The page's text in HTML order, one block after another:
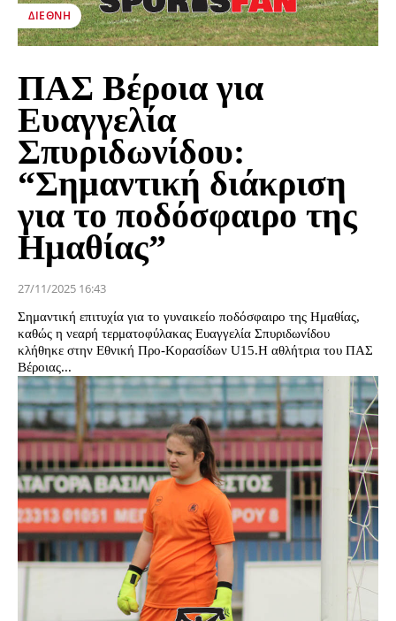
ΔΙΕΘΝΉ
ΠΑΣ Βέροια για
Ευαγγελία
Σπυριδωνίδου:
“Σημαντική διάκριση
για το ποδόσφαιρο της
Ημαθίας”
27/11/2025 16:43
Σημαντική επιτυχία για το γυναικείο ποδόσφαιρο της Ημαθίας,
καθώς η νεαρή τερματοφύλακας Ευαγγελία Σπυριδωνίδου
κλήθηκε στην Εθνική Προ-Κορασίδων U15.Η αθλήτρια του ΠΑΣ
Βέροιας...